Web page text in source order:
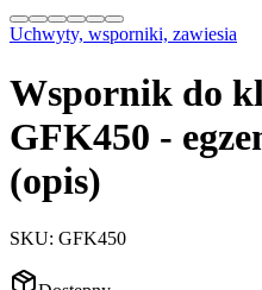
Uchwyty, wsporniki, zawiesia
Wspornik do
GFK450 -
(opis)
SKU: GFK450